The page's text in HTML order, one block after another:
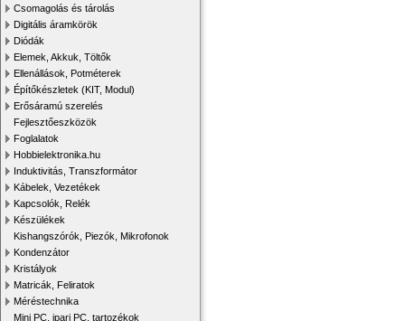
Csomagolás és tárolás
Digitális áramkörök
Diódák
Elemek, Akkuk, Töltők
Ellenállások, Potméterek
Építőkészletek (KIT, Modul)
Erősáramú szerelés
Fejlesztőeszközök
Foglalatok
Hobbielektronika.hu
Induktivitás, Transzformátor
Kábelek, Vezetékek
Kapcsolók, Relék
Készülékek
Kishangszórók, Piezók, Mikrofonok
Kondenzátor
Kristályok
Matricák, Feliratok
Méréstechnika
Mini PC, ipari PC, tartozékok